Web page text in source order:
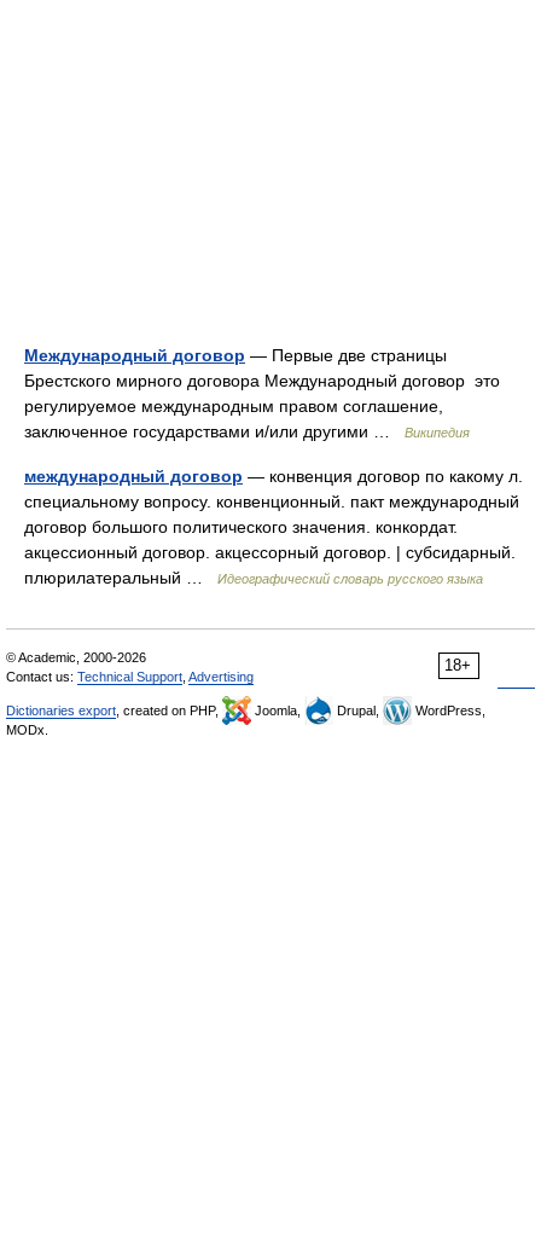
Международный договор — Первые две страницы
Брестского мирного договора Международный договор это
регулируемое международным правом соглашение,
заключенное государствами и/или другими …
Википедия
международный договор — конвенция договор по какому л.
специальному вопросу. конвенционный. пакт международный
договор большого политического значения. конкордат.
акцессионный договор. акцессорный договор. | субсидарный.
плюрилатеральный …
Идеографический словарь русского языка
18+
© Academic, 2000-2026
Contact us: Technical Support Advertising
Dictionaries export , created on PHP, Joomla, Drupal,
WordPress,
MODx.